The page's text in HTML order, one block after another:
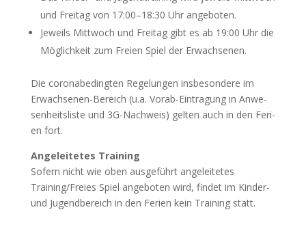
und Frei­tag von 17:00–18:30 Uhr angeboten.
Jeweils Mitt­woch und Frei­tag gibt es ab 19:00 Uhr die
Mög­lich­keit zum Frei­en Spiel der Erwachsenen.
Die coro­nabe­ding­ten Rege­lun­gen ins­be­son­de­re im
Erwach­se­nen-Bereich (u.a. Vor­ab-Ein­tra­gung in Anwe­
sen­heits­lis­te und 3G-Nach­weis) gel­ten auch in den Feri­
en fort.
Ange­lei­te­tes Trai­ning
Sofern nicht wie oben aus­ge­führt ange­lei­te­tes
Training/Freies Spiel ange­bo­ten wird, fin­det im Kin­der-
und Jugend­be­reich in den Feri­en kein Trai­ning statt.